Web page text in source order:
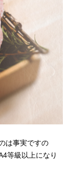
は事実ですの
等級以上になり